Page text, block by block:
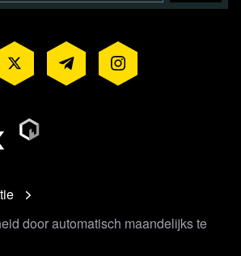
door automatisch maandelijks te